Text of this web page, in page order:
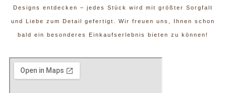
Designs entdecken – jedes Stück wird mit größter Sorgfalt
und Liebe zum Detail gefertigt. Wir freuen uns, Ihnen schon
bald ein besonderes Einkaufserlebnis bieten zu können!